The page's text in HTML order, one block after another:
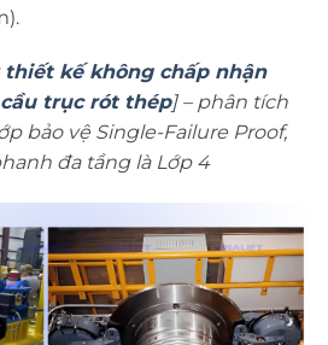
kế không chấp nhận
trục rót thép] –phân tích
bảo vệ Single-Failure Proof,
đa tầng là Lớp 4